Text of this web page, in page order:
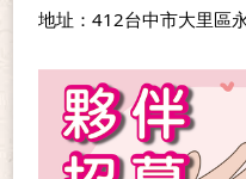
地址：412台中市大里區